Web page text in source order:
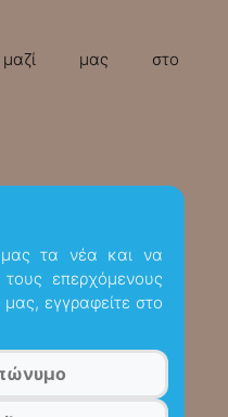
μαζί μας στο
τα νέα και να
επερχόμενους
εγγραφείτε στο